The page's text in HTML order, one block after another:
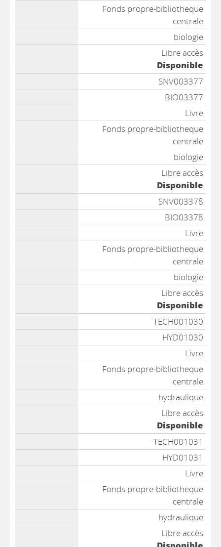
Fonds propre-bibliotheque
centrale
biologie
Libre accès
Disponible
SNV003377
BIO03377
Livre
Fonds propre-bibliotheque
centrale
biologie
Libre accès
Disponible
SNV003378
BIO03378
Livre
Fonds propre-bibliotheque
centrale
biologie
Libre accès
Disponible
TECH001030
HYD01030
Livre
Fonds propre-bibliotheque
centrale
hydraulique
Libre accès
Disponible
TECH001031
HYD01031
Livre
Fonds propre-bibliotheque
centrale
hydraulique
Libre accès